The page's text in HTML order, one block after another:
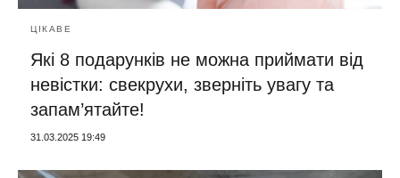
ЦІКАВЕ
Які 8 подарунків не можна приймати від
невістки: свекрухи, зверніть увагу та
запам’ятайте!
31.03.2025 19:49